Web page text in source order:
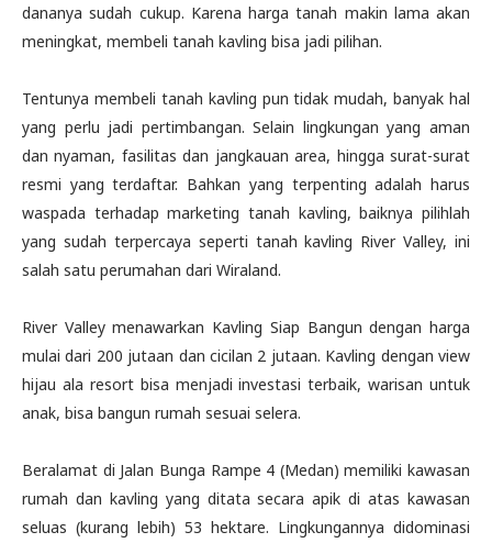
dananya sudah cukup. Karena harga tanah makin lama akan
meningkat, membeli tanah kavling bisa jadi pilihan.
Tentunya membeli tanah kavling pun tidak mudah, banyak hal
yang perlu jadi pertimbangan. Selain lingkungan yang aman
dan nyaman, fasilitas dan jangkauan area, hingga surat-surat
resmi yang terdaftar. Bahkan yang terpenting adalah harus
waspada terhadap marketing tanah kavling, baiknya pilihlah
yang sudah terpercaya seperti tanah kavling River Valley, ini
salah satu perumahan dari Wiraland.
River Valley menawarkan Kavling Siap Bangun dengan harga
mulai dari 200 jutaan dan cicilan 2 jutaan. Kavling dengan view
hijau ala resort bisa menjadi investasi terbaik, warisan untuk
anak, bisa bangun rumah sesuai selera.
Beralamat di Jalan Bunga Rampe 4 (Medan) memiliki kawasan
rumah dan kavling yang ditata secara apik di atas kawasan
seluas (kurang lebih) 53 hektare. Lingkungannya didominasi